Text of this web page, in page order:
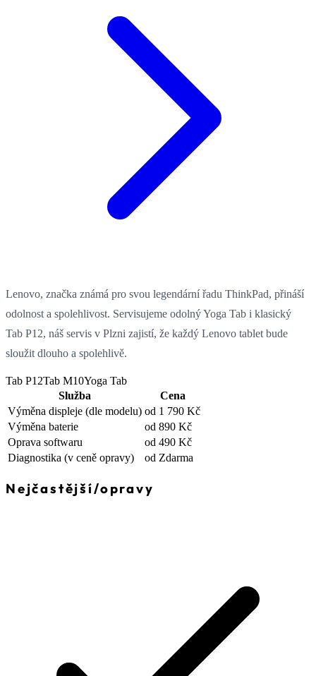
Lenovo, značka známá pro svou legendární řadu ThinkPad, přináší
odolnost a spolehlivost. Servisujeme odolný Yoga Tab i klasický
Tab P12, náš servis v Plzni zajistí, že každý Lenovo tablet bude
sloužit dlouho a spolehlivě.
Tab P12Tab M10Yoga Tab
Služba
Cena
Výměna displeje (dle modelu) od 1 790 Kč
Výměna baterie
od 890 Kč
Oprava softwaru
od 490 Kč
Diagnostika (v ceně opravy) od Zdarma
Nejčastější/opravy